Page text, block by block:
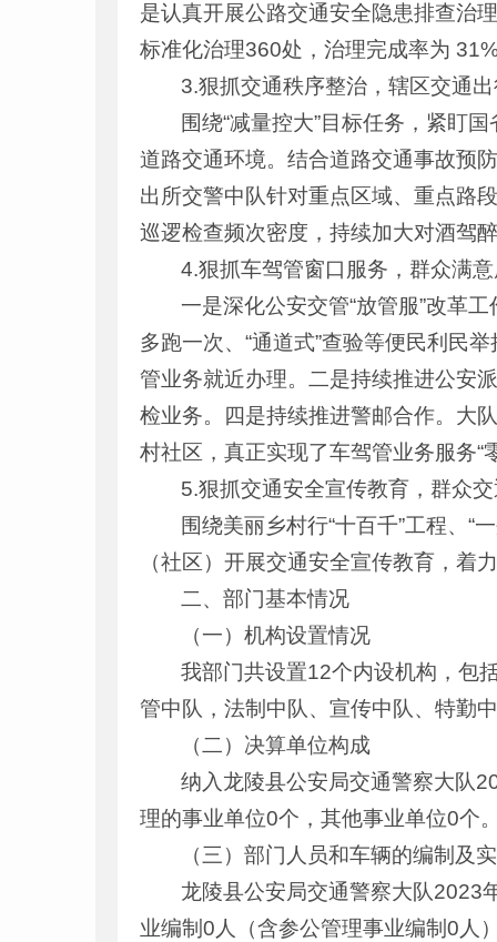
是认真开展公路交通安全隐患排查治
标准化治理360处，治理完成率为
3.狠抓交通秩序整治，辖区交通
围绕“减量控大”目标任务，紧盯
道路交通环境。结合道路交通事故预
出所交警中队针对重点区域、重点路
巡逻检查频次密度，持续加大对酒驾
4.狠抓车驾管窗口服务，群众满
一是深化公安交管“放管服”改革
多跑一次、“通道式”查验等便民利民
管业务就近办理。二是持续推进公安
检业务。四是持续推进警邮合作。大
村社区，真正实现了车驾管业务服务“
5.狠抓交通安全宣传教育，群众
围绕美丽乡村行“十百千”工程、
（社区）开展交通安全宣传教育，着
二、部门基本情况
（一）机构设置情况
我部门共设置12个内设机构，包
管中队，法制中队、宣传中队、特勤
（二）决算单位构成
纳入龙陵县公安局交通警察大队
理的事业单位0个，其他事业单位0个
（三）部门人员和车辆的编制及
龙陵县公安局交通警察大队2023
业编制0人（含参公管理事业编制0人